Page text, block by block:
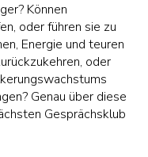
Können
oder führen sie zu
Energie und teuren
oder
Genau über diese
Gesprächsklub